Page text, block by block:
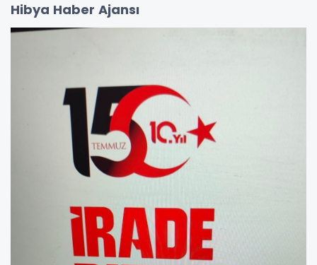
Hibya Haber Ajansı